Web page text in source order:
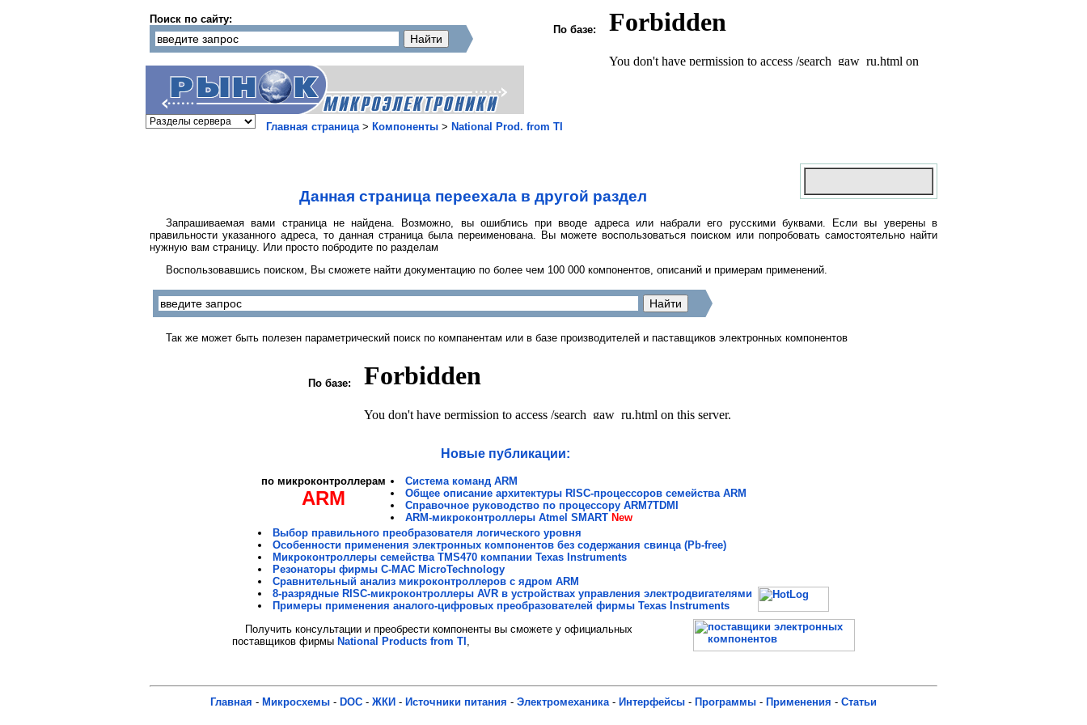
Поиск по сайту:
По базе:
Главная страница> Компоненты > National Prod. from TI
Данная страница переехала в другой раздел
Запрашиваемая вами страница не найдена. Возможно, вы ошиблись при вводе адреса или набрали его русскими буквами. Если вы уверены в
правильности указанного адреса, то данная страница была переименована. Вы можете воспользоваться поиском или попробовать самостоятельно найти
нужную вам страницу. Или просто побродите по разделам
Воспользовавшись поиском, Вы сможете найти документацию по более чем 100 000 компонентов, описаний и примерам применений.
Так же может быть полезен параметрический поиск по компанентам или в базе производителей и паставщиков электронных компонентов
По базе:
Новые публикации:
по микроконтроллерам
ARM
Система команд ARM
Общее описание архитектуры RISС-процессоров семейства ARM
Справочное руководство по процессору ARM7TDMI
ARM-микроконтроллеры Atmel SMART New
Выбор правильного преобразователя логического уровня
Особенности применения электронных компонентов без содержания свинца (Pb-free)
Микроконтроллеры семейства TMS470 компании Texas Instruments
Резонаторы фирмы C-MAC MicroTechnology
Сравнительный анализ микроконтроллеров с ядром ARM
8-разрядные RISC-микроконтроллеры AVR в устройствах управления электродвигателями
Примеры применения аналого-цифровых преобразователей фирмы Texas Instruments
Получить консультации и преобрести компоненты вы сможете у официальных
поставщиков фирмы National Products from TI ,
Главная - Микросхемы - DOC - ЖКИ - Источники питания - Электромеханика- Интерфейсы - Программы - Применения - Статьи